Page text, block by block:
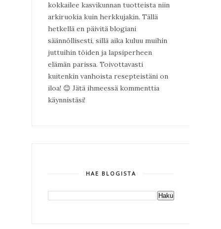
kokkailee kasvikunnan tuotteista niin
arkiruokia kuin herkkujakin. Tällä
hetkellä en päivitä blogiani
säännöllisesti, sillä aika kuluu muihin
juttuihin töiden ja lapsiperheen
elämän parissa. Toivottavasti
kuitenkin vanhoista resepteistäni on
iloa! 😊 Jätä ihmeessä kommenttia
käynnistäsi!
HAE BLOGISTA